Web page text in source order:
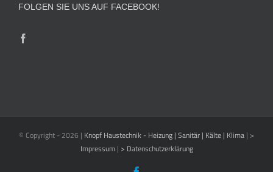
FOLGEN SIE UNS AUF FACEBOOK!
© Copyright - 2026 | Knopf Haustechnik - Heizung | Sanitär | Kälte | Klima | >
Impressum | > Datenschutzerklärung